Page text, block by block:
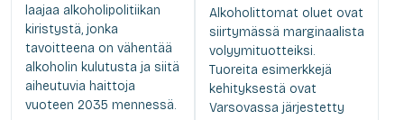
laajaa alkoholipolitiikan
kiristystä, jonka
tavoitteena on vähentää
alkoholin kulutusta ja siitä
aiheutuvia haittoja
vuoteen 2035 mennessä.
Alkoholittomat oluet ovat
siirtymässä marginaalista
volyymituotteiksi.
Tuoreita esimerkkejä
kehityksestä ovat
Varsovassa järjestetty